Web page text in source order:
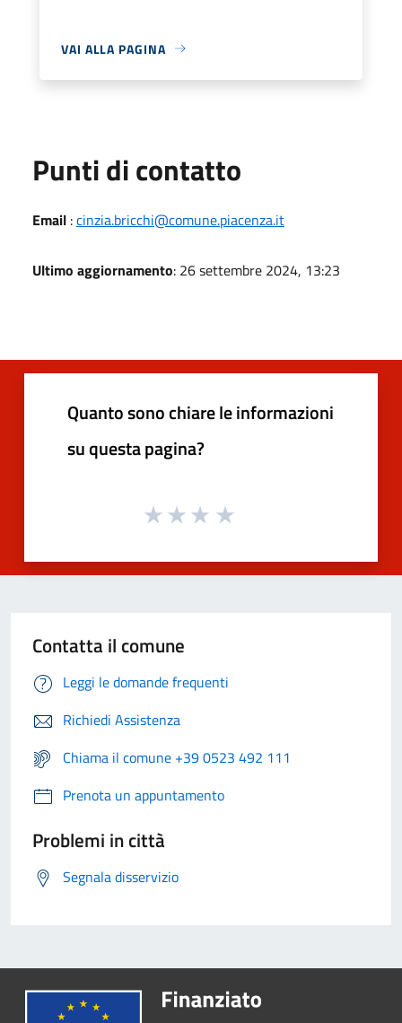
VAI ALLA PAGINA
Punti di contatto
Email :cinzia.bricchi@comune.piacenza.it
Ultimo aggiornamento: 26 settembre 2024, 13:23
Quanto sono chiare le informazioni
su questa pagina?
Contatta il comune
Leggi le domande frequenti
Richiedi Assistenza
Chiama il comune +39 0523 492 111
Prenota un appuntamento
Problemi in città
Segnala disservizio